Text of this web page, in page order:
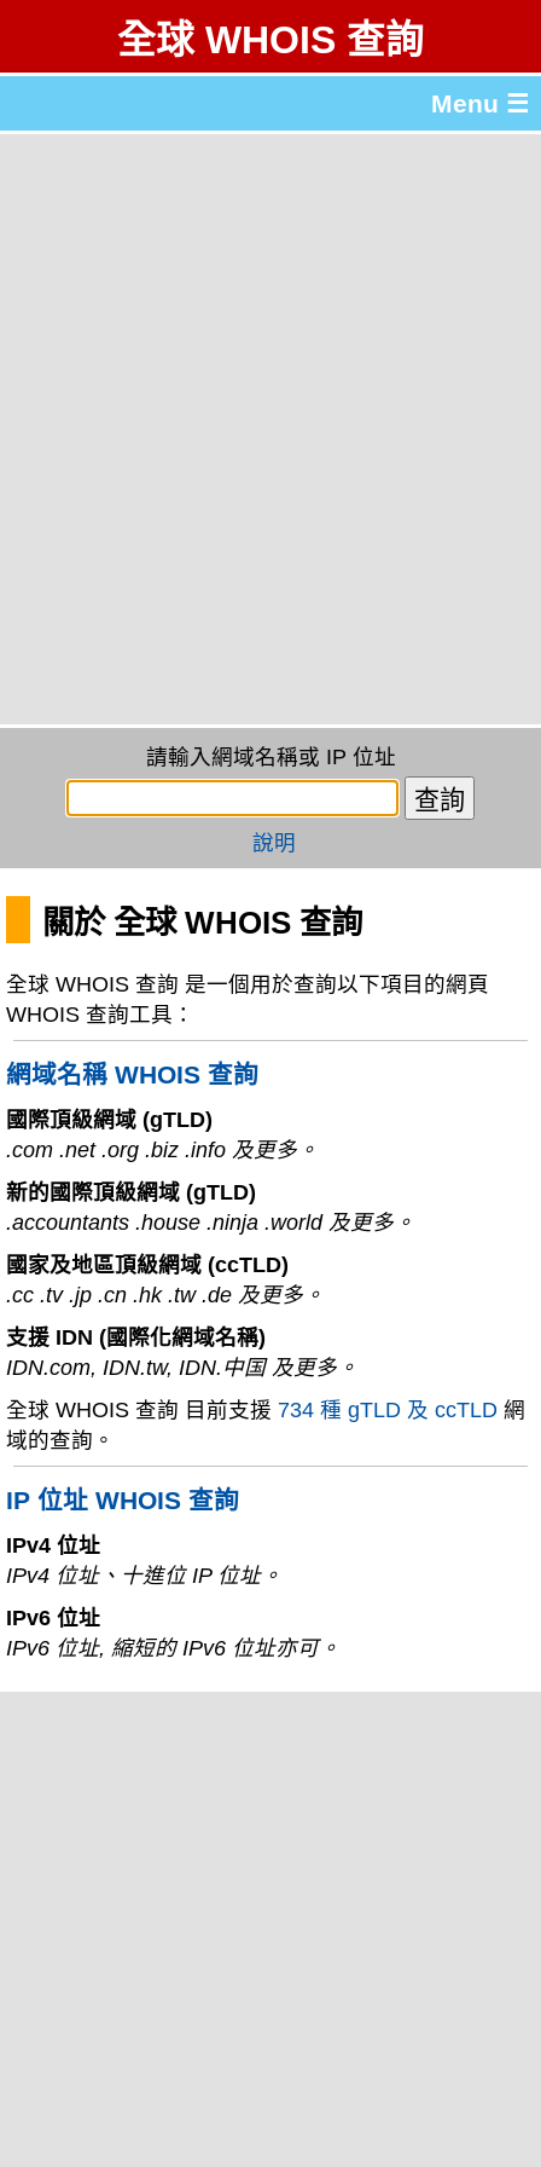
全球 WHOIS 查詢
Menu ☰
請輸入網域名稱或 IP 位址
說明
關於 全球 WHOIS 查詢
全球 WHOIS 查詢 是一個用於查詢以下項目的網頁
WHOIS 查詢工具：
網域名稱 WHOIS 查詢
國際頂級網域 (gTLD)
.com .net .org .biz .info 及更多。
新的國際頂級網域 (gTLD)
.accountants .house .ninja .world 及更多。
國家及地區頂級網域 (ccTLD)
.cc .tv .jp .cn .hk .tw .de 及更多。
支援 IDN (國際化網域名稱)
IDN.com, IDN.tw, IDN.中国 及更多。
全球 WHOIS 查詢 目前支援 734 種 gTLD 及 ccTLD 網
域的查詢。
IP 位址 WHOIS 查詢
IPv4 位址
IPv4 位址、十進位 IP 位址。
IPv6 位址
IPv6 位址, 縮短的 IPv6 位址亦可。